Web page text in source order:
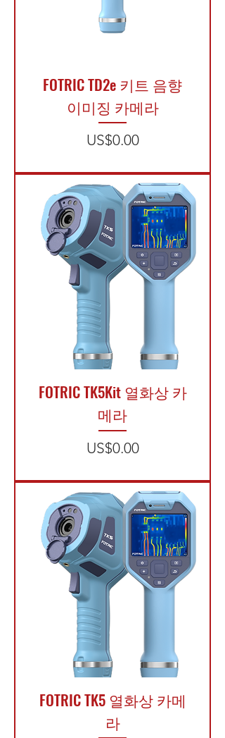
FOTRIC TD2e 키트 음향
이미징 카메라
가격
US$0.00
​FOTRIC TK5Kit 열화상 카
메라
가격
US$0.00
​FOTRIC TK5 열화상 카메
라